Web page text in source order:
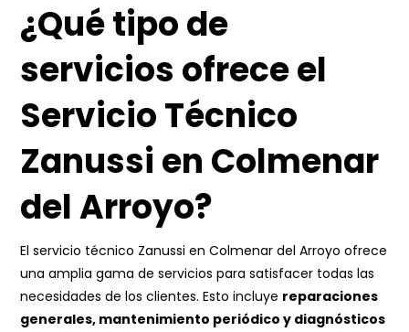
¿Qué tipo de
servicios ofrece el
Servicio Técnico
Zanussi en Colmenar
del Arroyo?
El servicio técnico Zanussi en Colmenar del Arroyo ofrece
una amplia gama de servicios para satisfacer todas las
necesidades de los clientes. Esto incluye reparaciones
generales, mantenimiento periódico y diagnósticos